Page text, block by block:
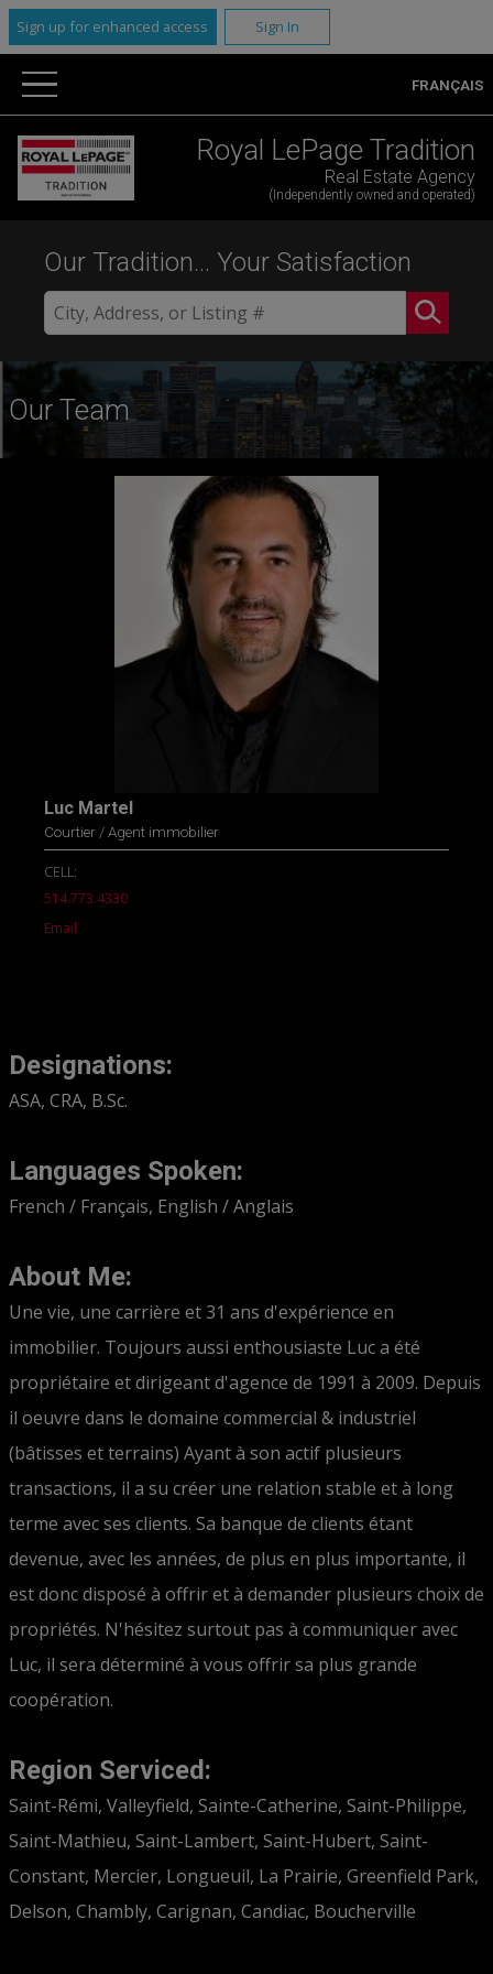
Sign up for enhanced access Sign In
FRANÇAIS
Royal LePage Tradition
Real Estate Agency
(Independently owned and operated)
Our Tradition... Your Satisfaction
Our Team
Luc Martel
Courtier / Agent immobilier
CELL:
514.773.4330
Email
Designations:
ASA, CRA, B.Sc.
Languages Spoken:
French / Français, English / Anglais
About Me:
Une vie, une carrière et 31 ans d'expérience en
immobilier. Toujours aussi enthousiaste Luc a été
propriétaire et dirigeant d'agence de 1991 à 2009. Depuis
il oeuvre dans le domaine commercial & industriel
(bâtisses et terrains) Ayant à son actif plusieurs
transactions, il a su créer une relation stable et à long
terme avec ses clients. Sa banque de clients étant
devenue, avec les années, de plus en plus importante, il
est donc disposé à offrir et à demander plusieurs choix de
propriétés. N'hésitez surtout pas à communiquer avec
Luc, il sera déterminé à vous offrir sa plus grande
coopération.
Region Serviced:
Saint-Rémi, Valleyfield, Sainte-Catherine, Saint-Philippe,
Saint-Mathieu, Saint-Lambert, Saint-Hubert, Saint-
Constant, Mercier, Longueuil, La Prairie, Greenfield Park,
Delson, Chambly, Carignan, Candiac, Boucherville